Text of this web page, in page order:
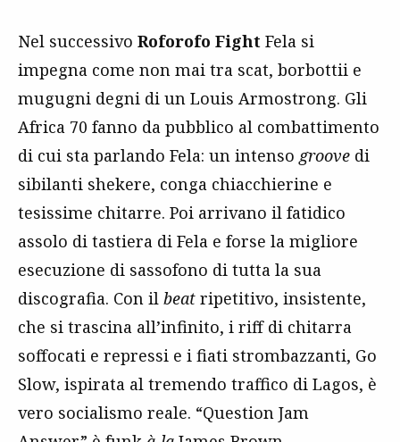
Nel successivo Roforofo Fight Fela si
impegna come non mai tra scat, borbottii e
mugugni degni di un Louis Armostrong. Gli
Africa 70 fanno da pubblico al combattimento
di cui sta parlando Fela: un intenso groove di
sibilanti shekere, conga chiacchierine e
tesissime chitarre. Poi arrivano il fatidico
assolo di tastiera di Fela e forse la migliore
esecuzione di sassofono di tutta la sua
discografia. Con il beat ripetitivo, insistente,
che si trascina all’infinito, i riff di chitarra
soffocati e repressi e i fiati strombazzanti, Go
Slow, ispirata al tremendo traffico di Lagos, è
vero socialismo reale. “Question Jam